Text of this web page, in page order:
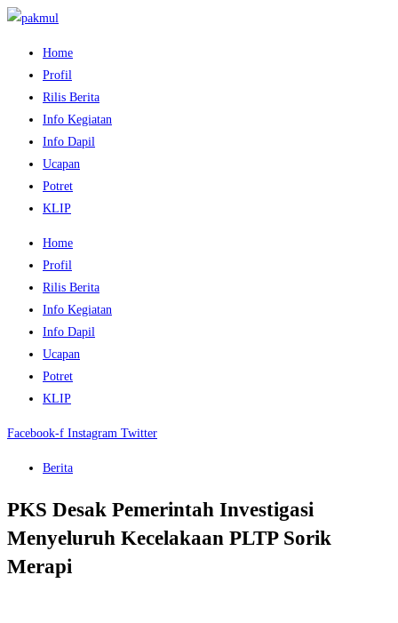
Home
Profil
Rilis Berita
Info Kegiatan
Info Dapil
Ucapan
Potret
KLIP
Home
Profil
Rilis Berita
Info Kegiatan
Info Dapil
Ucapan
Potret
KLIP
Facebook-f Instagram Twitter
Berita
PKS Desak Pemerintah Investigasi
Menyeluruh Kecelakaan PLTP Sorik
Merapi